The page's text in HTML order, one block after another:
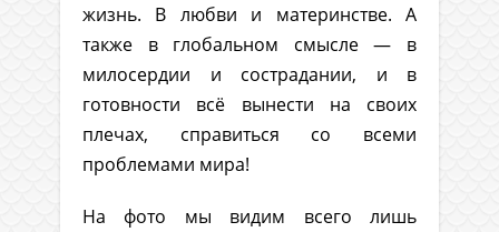
жизнь. В любви и материнстве. А
также в глобальном смысле — в
милосердии и сострадании, и в
готовности всё вынести на своих
плечах, справиться со всеми
проблемами мира!
На фото мы видим всего лишь